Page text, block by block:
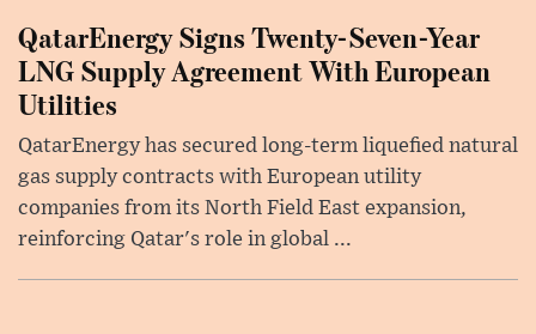
QatarEnergy Signs Twenty-Seven-Year
LNG Supply Agreement With European
Utilities
QatarEnergy has secured long-term liquefied natural
gas supply contracts with European utility
companies from its North Field East expansion,
reinforcing Qatar's role in global ...